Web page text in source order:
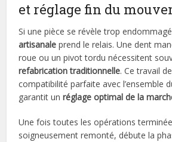
et réglage fin du
Si une pièce se révèle trop
artisanale prend le relais. Une dent
roue ou un pivot tordu nécessitent
refabrication traditionnelle. Ce travail
compatibilité parfaite avec l’ensemble
garantit unréglage optimal de la
Une fois toutes les opérations
soigneusement remonté, débute la